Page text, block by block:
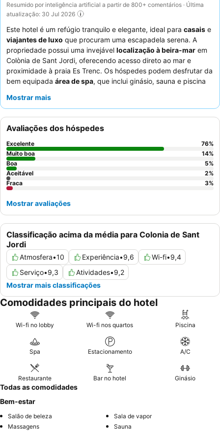
Resumido por inteligência artificial a partir de 800+ comentários · Última
atualização: 30 Jul 2026
Este hotel é um refúgio tranquilo e elegante, ideal para casais e
viajantes de luxo que procuram uma escapadela serena. A
propriedade possui uma invejável localização à beira-mar em
Colònia de Sant Jordi, oferecendo acesso direto ao mar e
proximidade à praia Es Trenc. Os hóspedes podem desfrutar da
bem equipada área de spa, que inclui ginásio, sauna e piscina
profissional recebe elogios constantes, e o
um destaque. Para uma experiência verdadeiramente especial,
considere reservar um quarto com piscina privada ou cama de
dia.
Mostrar mais
Classificação acima da média para Colonia de Sant
Jordi
Atmosfera•10 Experiência•9,6 Wi-fi•9,4
Serviço•9,3 Atividades•9,2
Mostrar mais classificações
Avaliações dos hóspedes
Excelente 76%
Muito boa
14%
Boa
5%
Aceitável
2%
Fraca
3%
Mostrar avaliações
Comodidades principais do hotel
Wi-fi no lobby Wi-fi nos quartos Piscina
Spa Estacionamento A/C
Restaurante Bar no hotel Ginásio
Todas as comodidades
Bem-estar
Salão de beleza
Sala de vapor
Massagens
Sauna